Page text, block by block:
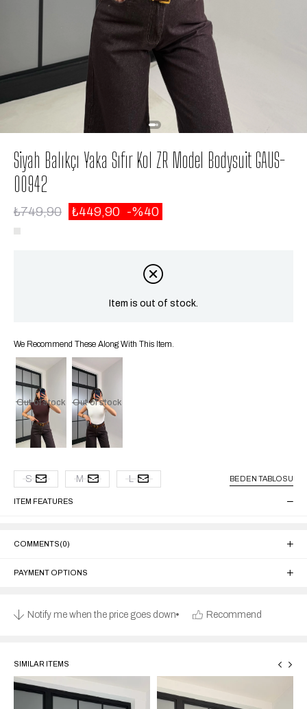
Siyah Balıkçı Yaka Sıfır Kol ZR Model Bodysuit GAUS-
00942
₺749,90 ₺449,90 40
Item is out of stock.
We Recommend These Along With This Item.
Out of stock Out of stock
S M L BEDEN TABLOSU
ITEM FEATURES
COMMENTS(0)
PAYMENT OPTIONS
Notify me when the price goes down Recommend
SIMILAR ITEMS